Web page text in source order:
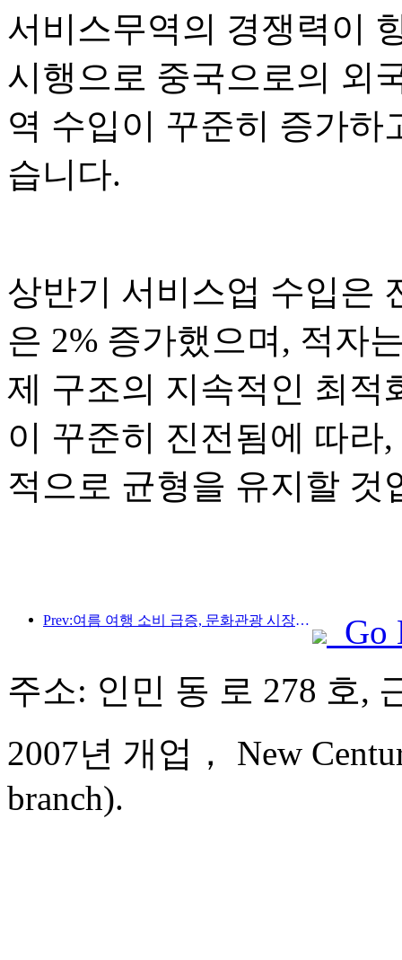
서비스무역의 경쟁력이
시행으로 중국으로의 외
역 수입이 꾸준히 증가하
습니다.
상반기 서비스업 수입은
은 2% 증가했으며, 적자
제 구조의 지속적인 최적
이 꾸준히 진전됨에 따라
적으로 균형을 유지할 것
Prev:여름 여행 소비 급증, 문화관광 시장 혁신·업그레이드
Go
주소: 인민 동 로 278 호,
2007년 개업， New
branch).